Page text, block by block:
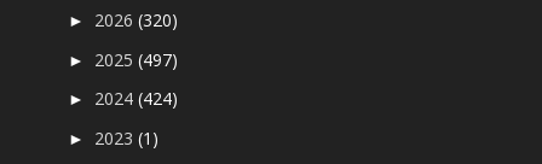
► 2026(320)
► 2025(497)
► 2024(424)
► 2023(1)